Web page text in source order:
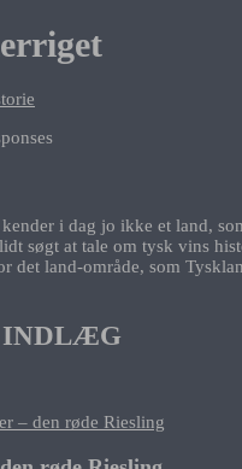
i dag jo ikke et land,
søgt at tale om tysk vins
det land-område, som
INDLÆG